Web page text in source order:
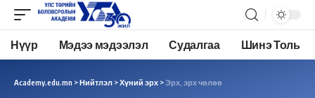
Нүүр Мэдээ мэдээлэл Судалгаа Шинэ Толь
Academy.edu.mn >Нийтлэл >Хүний эрх >Эрх, эрх чөлөө